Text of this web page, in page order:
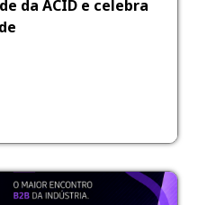
da ACID e celebra